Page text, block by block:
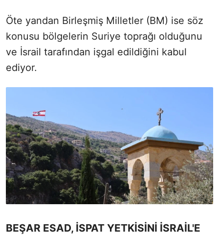
Öte yandan Birleşmiş Milletler (BM) ise söz
konusu bölgelerin Suriye toprağı olduğunu
ve İsrail tarafından işgal edildiğini kabul
ediyor.
BEŞAR ESAD, İSPAT YETKİSİNİ İSRAİL'E